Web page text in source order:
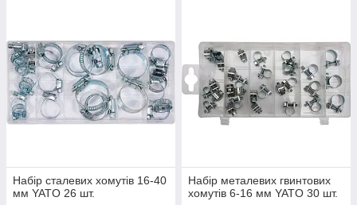
Набір сталевих хомутів 16-40
мм YATO 26 шт.
Набір металевих гвинтових
хомутів 6-16 мм YATO 30 шт.